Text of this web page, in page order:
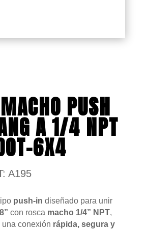
PUSH
A 1/4 NPT
6X4
A195
push-in diseñado para unir
con rosca macho 1/4” NPT,
conexión rápida, segura y